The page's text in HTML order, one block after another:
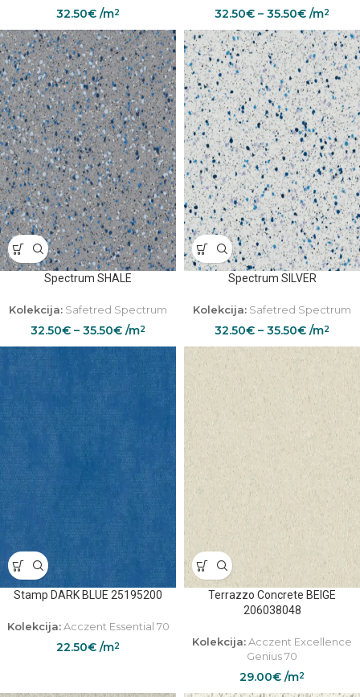
32.50€ /m2 32.50€ – 35.50€ /m2
Spectrum SHALE
Kolekcija: Safetred Spectrum
32.50€ – 35.50€ /m2
Spectrum SILVER
Kolekcija: Safetred Spectrum
32.50€ – 35.50€ /m2
Stamp DARK BLUE 25195200
Kolekcija:Acczent Essential 70
22.50€ /m2
Terrazzo Concrete BEIGE
206038048
Kolekcija:Acczent Excellence
Genius 70
29.00€ /m2